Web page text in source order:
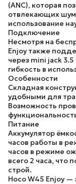
(ANC), которая
отвлекающих
использование
Подключение
Несмотря на
Enjoy также
через mini jack
гибкость в
Особенности
Складная
удобными для
Возможность
Питание
Аккумулятор
часов работы в
часов в режиме
всего 2 часа, что
строй.
Hoco W45 Enjoy —